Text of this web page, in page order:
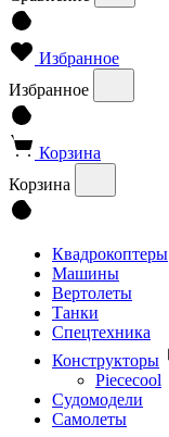
Избранное
Избранное
Корзина
Корзина
Квадрокоптеры
Машины
Вертолеты
Танки
Спецтехника
Конструкторы
Piececool
Судомодели
Самолеты